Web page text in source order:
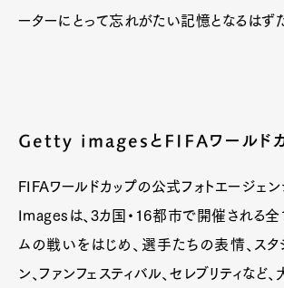
ーターにとって忘れがたい記憶となるはずだ
Getty imagesとFIFAワールドカ
FIFAワールドカップの公式フォトエージェ
Imagesは、3カ国・16都市で開催される
ムの戦いをはじめ、選手たちの表情、スタ
ン、ファンフェスティバル、セレブリティなど